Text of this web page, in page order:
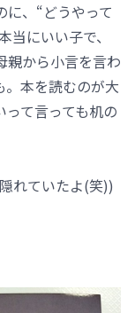
、“どうやって
当にいい子で、
親から小言を言わ
。本を読むのが大
て言っても机の
れていたよ(笑))